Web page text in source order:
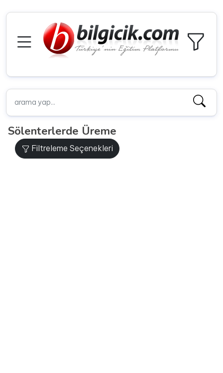
Sölenterlerde Üreme
Filtreleme Seçenekleri